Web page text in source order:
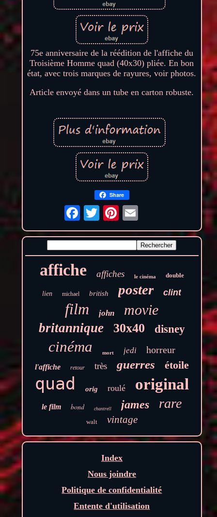
75e anniversaire de la réédition de l'affiche du
Troisième Homme quad (40x30) pliée. En bon
état, avec trois marques de rayures, voir photos.
Article envoyé dans un tube en carton robuste.
Share
affiche affiches le cinéma double
lien michael british poster clint
film john movie
britannique 30x40 disney
cinéma mort jedi horreur
l'affiche retour très guerres étoile
quad orig roulé original
le film bond chantrell james rare
walt vintage
Index
Nous joindre
Politique de confidentialité
Entente d'utilisation